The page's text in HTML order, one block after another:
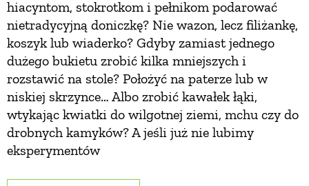
hiacyntom, stokrotkom i pełnikom podarować
nietradycyjną doniczkę? Nie wazon, lecz filiżankę,
koszyk lub wiaderko? Gdyby zamiast jednego
dużego bukietu zrobić kilka mniejszych i
rozstawić na stole? Położyć na paterze lub w
niskiej skrzynce… Albo zrobić kawałek łąki,
wtykając kwiatki do wilgotnej ziemi, mchu czy do
drobnych kamyków? A jeśli już nie lubimy
eksperymentów